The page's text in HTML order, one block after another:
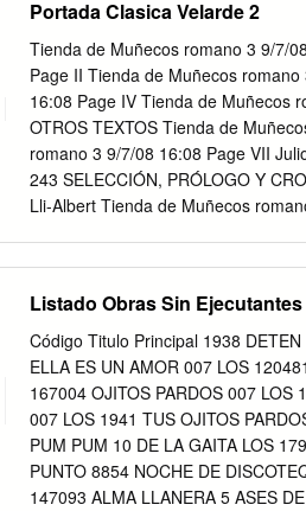
ISBN: 978-980-7426-67-1 María
República Bolivariana de
Nuestra Latinoamérica tiene
Constitución, tam- bién. Hablamos
la historia, las luchas por conquistar
ron páginas notables de la gesta
Gertrudis Bocane- gra, Policarpa
otras. Esta revolución, que ha
Portada Clasica Velarde 2
Tienda de Muñecos romano 3 9/7/
Page II Tienda de Muñecos
16:08 Page IV Tienda de Muñecos
OTROS TEXTOS Tienda de
romano 3 9/7/08 16:08 Page VII
243 SELECCIÓN, PRÓLOGO Y
Lli-Albert Tienda de Muñecos
Venezuela
Gladys García Riera Jefa
Livia Vargas González Editor:
Yely Soler Jefa Departamento de
Jesús David León Auxiliar de
Arrayago Correctores: Thamara
Amado y María Bolinches Concepto
colección: Pedro Mancilla
Listado Obras Sin Ejecutantes
Código Titulo Principal 1938
ELLA ES UN AMOR 007 LOS
167004 OJITOS PARDOS 007 LOS
007 LOS 1941 TUS OJITOS
PUM PUM 10 DE LA GAITA LOS
PUNTO 8854 NOCHE DE
147093 ALMA LLANERA 5 ASES